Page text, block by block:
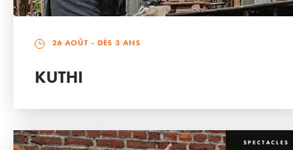
26 AOÛT - DÈS 3 ANS
KUTHI
SPECTACLES